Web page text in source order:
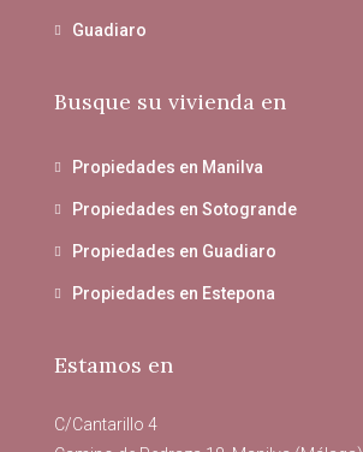
Guadiaro
Busque su vivienda en
Propiedades en Manilva
Propiedades en Sotogrande
Propiedades en Guadiaro
Propiedades en Estepona
Estamos en
C/Cantarillo 4